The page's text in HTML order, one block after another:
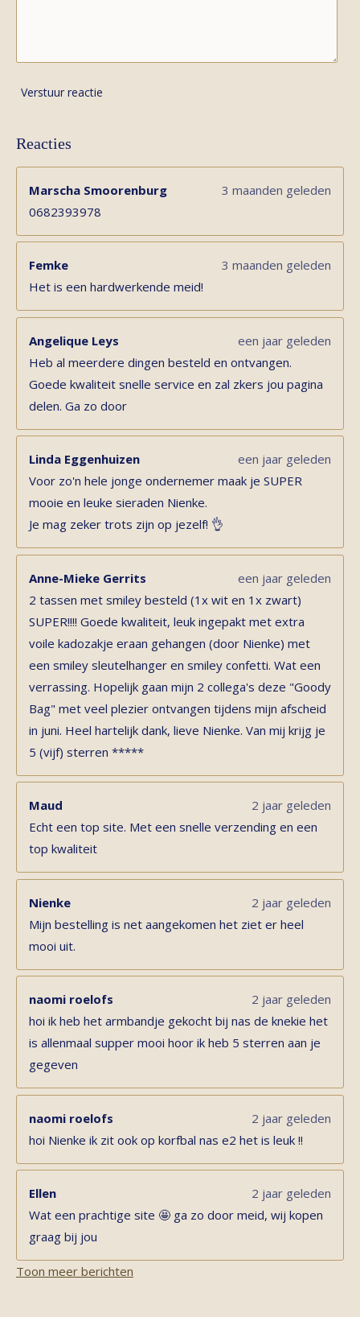
Verstuur reactie
Reacties
Marscha Smoorenburg
3 maanden geleden
0682393978
Femke
3 maanden geleden
Het is een hardwerkende meid!
Angelique Leys
een jaar geleden
Heb al meerdere dingen besteld en ontvangen.
Goede kwaliteit snelle service en zal zkers jou pagina
delen. Ga zo door
Linda Eggenhuizen
een jaar geleden
Voor zo'n hele jonge ondernemer maak je SUPER
mooie en leuke sieraden Nienke.
Je mag zeker trots zijn op jezelf! 👌
Anne-Mieke Gerrits
een jaar geleden
2 tassen met smiley besteld (1x wit en 1x zwart)
SUPER!!!! Goede kwaliteit, leuk ingepakt met extra
voile kadozakje eraan gehangen (door Nienke) met
een smiley sleutelhanger en smiley confetti. Wat een
verrassing. Hopelijk gaan mijn 2 collega's deze "Goody
Bag" met veel plezier ontvangen tijdens mijn afscheid
in juni. Heel hartelijk dank, lieve Nienke. Van mij krijg je
5 (vijf) sterren *****
Maud
2 jaar geleden
Echt een top site. Met een snelle verzending en een
top kwaliteit
Nienke
2 jaar geleden
Mijn bestelling is net aangekomen het ziet er heel
mooi uit.
naomi roelofs
2 jaar geleden
hoi ik heb het armbandje gekocht bij nas de knekie het
is allenmaal supper mooi hoor ik heb 5 sterren aan je
gegeven
naomi roelofs
2 jaar geleden
hoi Nienke ik zit ook op korfbal nas e2 het is leuk !!
Ellen
2 jaar geleden
Wat een prachtige site 🤩 ga zo door meid, wij kopen
graag bij jou
Toon meer berichten